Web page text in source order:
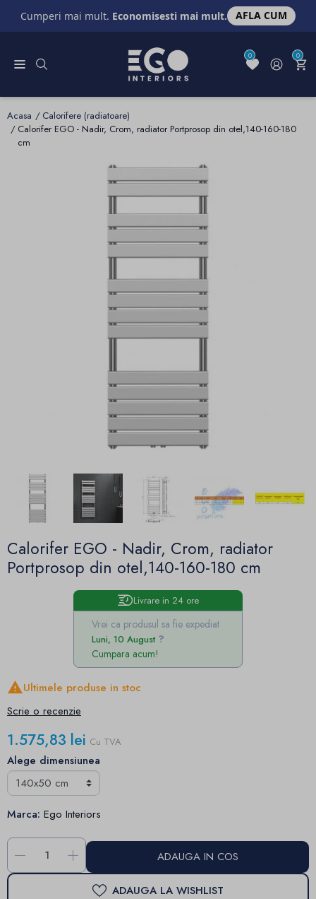
Cumperi mai mult. Economisesti mai mult. AFLA CUM
0 0
Acasa
Calorifere (radiatoare)
Calorifer EGO - Nadir, Crom, radiator Portprosop din otel,140-160-180
cm
Calorifer EGO - Nadir, Crom, radiator
Portprosop din otel,140-160-180 cm
Livrare in 24 ore
Vrei ca produsul sa fie expediat
Luni, 10 August
Cumpara acum!
Ultimele produse in stoc
Scrie o recenzie
1.575,83 lei Cu TVA
Alege dimensiunea
Marca: Ego Interiors
- + ADAUGA IN COS
ADAUGA LA WISHLIST